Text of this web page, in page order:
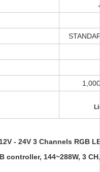
- 24V 3 Channels RGB
controller, 144~288W, 3